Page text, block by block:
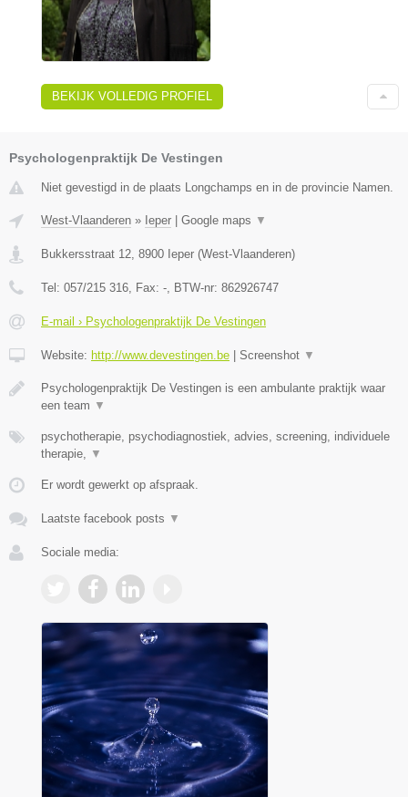
BEKIJK VOLLEDIG PROFIEL
Psychologenpraktijk De Vestingen
Niet gevestigd in de plaats Longchamps en in de provincie Namen.
West-Vlaanderen » Ieper | Google maps ▼
Bukkersstraat 12 8900 Ieper (West-Vlaanderen)
Tel: 057/215 316 , Fax: - , BTW-nr: 862926747
E-mail › Psychologenpraktijk De Vestingen
Website: http://www.devestingen.be | Screenshot ▼
Psychologenpraktijk De Vestingen is een ambulante praktijk waar
een team ▼
psychotherapie, psychodiagnostiek, advies, screening, individuele
therapie,
▼
Er wordt gewerkt op afspraak.
Laatste facebook posts ▼
Sociale media: